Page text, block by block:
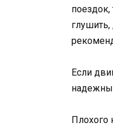
поездок,
глушить,
Если
Плохого